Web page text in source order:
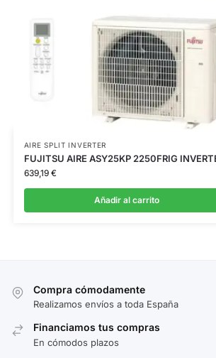
AIRE SPLIT INVERTER
FUJITSU AIRE ASY25KP 2250FRIG
639,19 €
Añadir al carrito
Compra cómodamente
Realizamos envíos a toda España
Financiamos tus compras
En cómodos plazos